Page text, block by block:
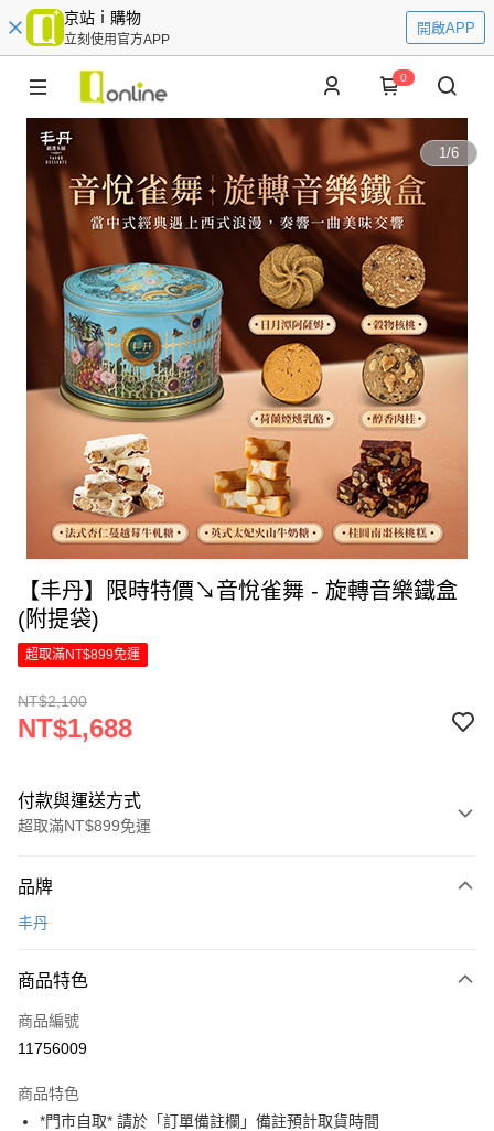
京站ｉ購物
立刻使用官方APP
開啟APP
0
1/6
【丰丹】限時特價↘音悅雀舞 - 旋轉音樂鐵盒
(附提袋)
超取滿NT$899免運
NT$2,100
NT$1,688
付款與運送方式
超取滿NT$899免運
信用卡一次付款
Apple Pay
街口支付
Google Pay
品牌
丰丹
商品特色
商品編號
11756009
商品特色
*門市自取* 請於「訂單備註欄」備註預計取貨時間